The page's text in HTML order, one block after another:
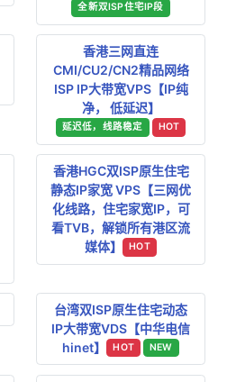
全新双ISP住宅IP段
香港三网直连
CMI/CU2/CN2精品网络
ISP IP大带宽VPS【IP纯
净， 低延迟】
延迟低，线路稳定 HOT
香港HGC双ISP原生住宅
静态IP家宽 VPS【三网优
化线路，住宅家宽IP，可
看TVB，解锁所有港区流
媒体】
HOT
台湾双ISP原生住宅动态
IP大带宽VDS【中华电信
hinet】 HOT NEW